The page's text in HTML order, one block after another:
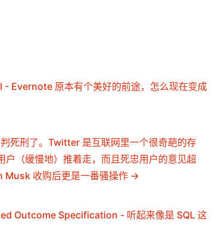
Evernote 原本有个美好的前途，怎么现在变成
死刑了。Twitter 是互联网里一个很奇葩的存
（缓慢地）推着走，而且死忠用户的意见超
Musk 收购后更是一番骚操作
Outcome Specification - 听起来像是 SQL 这